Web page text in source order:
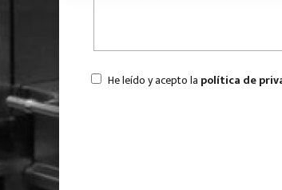
He leído y acepto la política de